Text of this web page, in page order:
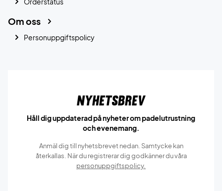
Om oss
Personuppgiftspolicy
Nyhetsbrev
Håll dig uppdaterad på nyheter om padelutrustning
och evenemang.
Anmäl dig till nyhetsbrevet nedan. Samtycke kan
återkallas. När du registrerar dig godkänner du våra
personuppgiftspolicy.